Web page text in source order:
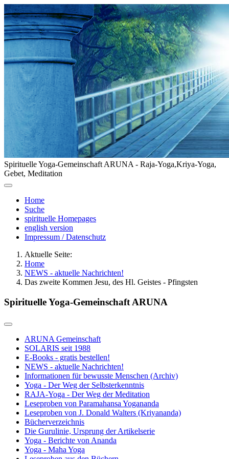
Spirituelle Yoga-Gemeinschaft ARUNA - Raja-Yoga,Kriya-Yoga,
Gebet, Meditation
Home
Suche
spirituelle Homepages
english version
Impressum / Datenschutz
Aktuelle Seite:
Home
NEWS - aktuelle Nachrichten!
Das zweite Kommen Jesu, des Hl. Geistes - Pfingsten
Spirituelle Yoga-Gemeinschaft ARUNA
ARUNA Gemeinschaft
SOLARIS seit 1988
E-Books - gratis bestellen!
NEWS - aktuelle Nachrichten!
Informationen für bewusste Menschen (Archiv)
Yoga - Der Weg der Selbsterkenntnis
RAJA-Yoga - Der Weg der Meditation
Leseproben von Paramahansa Yogananda
Leseproben von J. Donald Walters (Kriyananda)
Bücherverzeichnis
Die Gurulinie, Ursprung der Artikelserie
Yoga - Berichte von Ananda
Yoga - Maha Yoga